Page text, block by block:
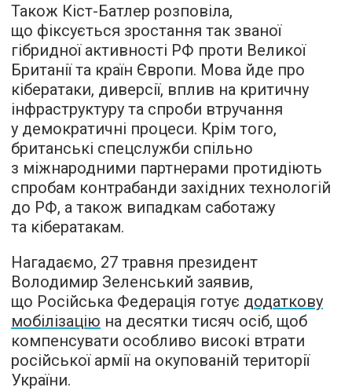
Також Кіст-Батлер розповіла,
що фіксується зростання так званої
гібридної активності РФ проти Великої
Британії та країн Європи. Мова йде про
кібератаки, диверсії, вплив на критичну
інфраструктуру та спроби втручання
у демократичні процеси. Крім того,
британські спецслужби спільно
з міжнародними партнерами протидіють
спробам контрабанди західних технологій
до РФ, а також випадкам саботажу
та кібератакам.
Нагадаємо, 27 травня президент
Володимир Зеленський заявив,
що Російська Федерація готує додаткову
мобілізацію на десятки тисяч осіб, щоб
компенсувати особливо високі втрати
російської армії на окупованій території
України.